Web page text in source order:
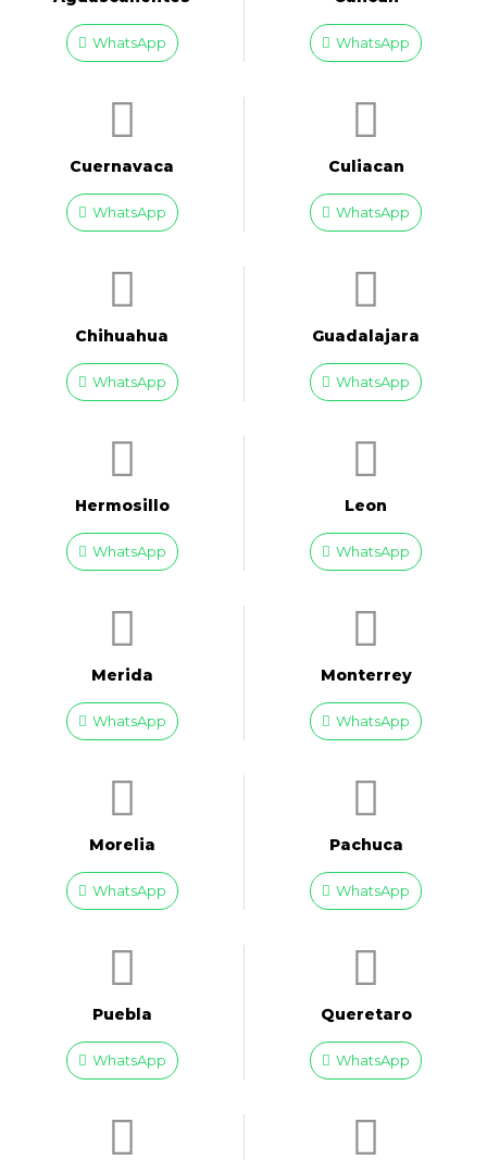
WhatsApp WhatsApp
Cuernavaca
WhatsApp
Culiacan
WhatsApp
Chihuahua
WhatsApp
Guadalajara
WhatsApp
Hermosillo
WhatsApp
Leon
WhatsApp
Merida
WhatsApp
Monterrey
WhatsApp
Morelia
WhatsApp
Pachuca
WhatsApp
Puebla
WhatsApp
Queretaro
WhatsApp